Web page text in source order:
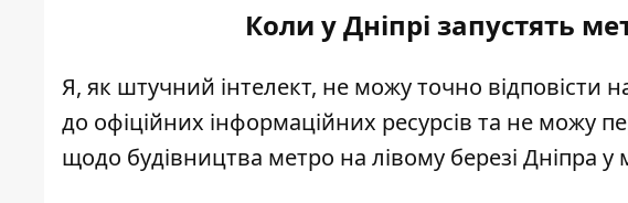
Коли у Дніпрі запустять
Я, як штучний інтелект, не можу точно відповісти
до офіційних інформаційних ресурсів та не можу
щодо будівництва метро на лівому березі Дніпра у